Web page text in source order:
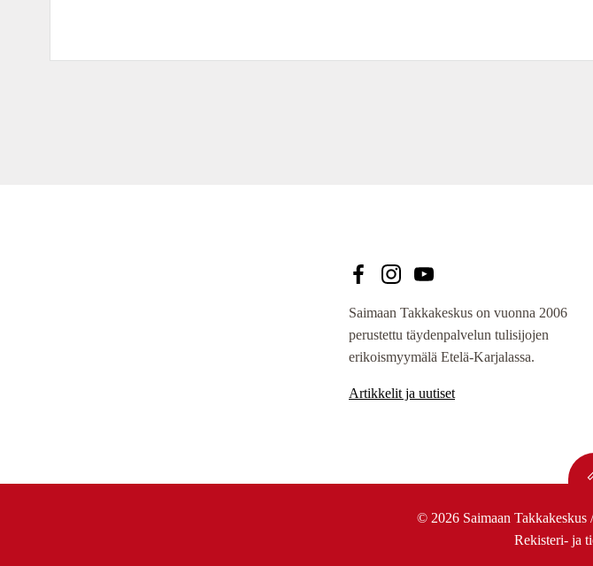
Saimaan Takkakeskus on vuonna 2006
perustettu täydenpalvelun tulisijojen
erikoismyymälä Etelä-Karjalassa.
Artikkelit ja uutiset
© 2026 Saimaan Takkakeskus
Rekisteri- ja